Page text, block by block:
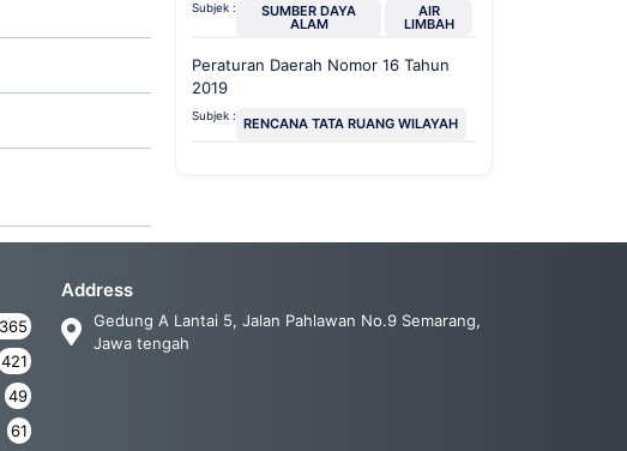
Subjek : SUMBER DAYA
ALAM
AIR
LIMBAH
Peraturan Daerah Nomor 16 Tahun
2019
Subjek : RENCANA TATA RUANG WILAYAH
421
49
61
Address
Gedung A Lantai 5, Jalan Pahlawan No.9 Semarang,
Jawa tengah